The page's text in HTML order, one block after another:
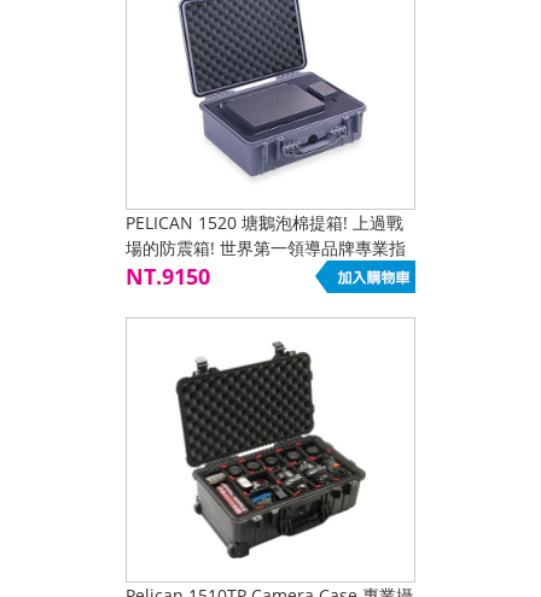
PELICAN 1520 塘鵝泡棉提箱! 上過戰
場的防震箱! 世界第一領導品牌專業指
定選用!
NT.9150